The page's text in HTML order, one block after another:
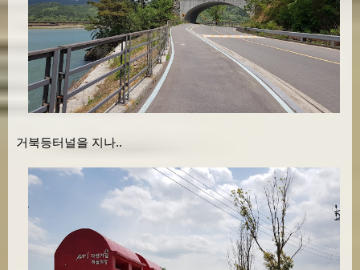
거북등터널을 지나..